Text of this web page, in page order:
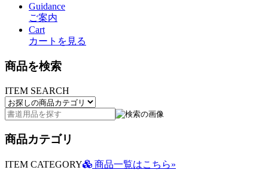
Guidance
ご案内
Cart
カートを見る
商品を検索
ITEM SEARCH
商品カテゴリ
ITEM CATEGORY
商品一覧はこちら»